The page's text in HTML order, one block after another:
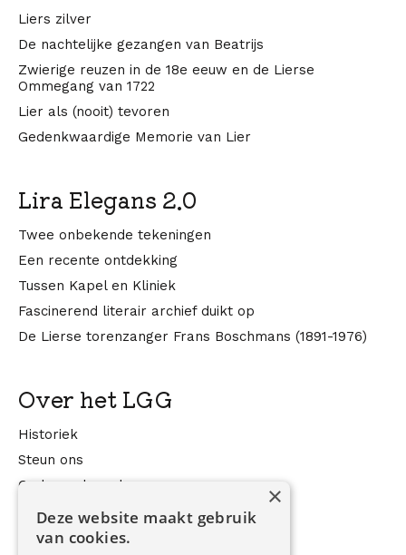
Liers zilver
De nachtelijke gezangen van Beatrijs
Zwierige reuzen in de 18e eeuw en de Lierse
Ommegang van 1722
Lier als (nooit) tevoren
Gedenkwaardige Memorie van Lier
Lira Elegans 2.0
Twee onbekende tekeningen
Een recente ontdekking
Tussen Kapel en Kliniek
Fascinerend literair archief duikt op
De Lierse torenzanger Frans Boschmans (1891-1976)
Over het LGG
Historiek
Steun ons
Onderzoeksonderwerpen
LGG in de media
×
Deze website maakt gebruik
van cookies.